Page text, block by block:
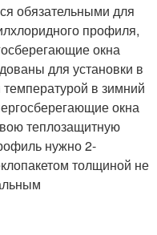
обязательными для
профиля,
окна
для установки в
температурой в зимний
окна
теплозащитную
нужно 2-
толщиной не